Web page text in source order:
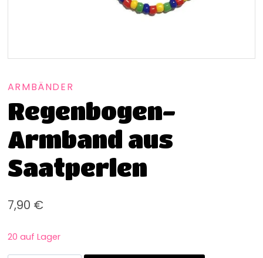
ARMBÄNDER
Regenbogen-
Armband aus
Saatperlen
7,90 €
20 auf Lager